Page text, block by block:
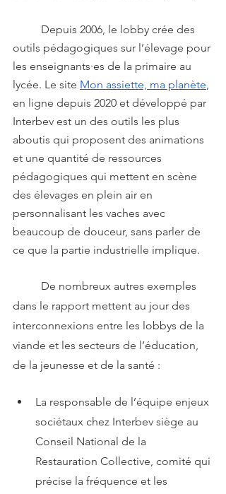
outils pédagogiques sur l’élevage pour
les enseignants·es de la primaire au
lycée. Le site Mon assiette, ma planète
en ligne depuis 2020 et développé par
Interbev est un des outils les plus
aboutis qui proposent des animations
et une quantité de ressources
pédagogiques qui mettent en scène
des élevages en plein air en
personnalisant les vaches avec
beaucoup de douceur, sans parler de
ce que la partie industrielle implique.
dans le rapport mettent au jour des
interconnexions entre les lobbys de la
viande et les secteurs de l’éducation,
de la jeunesse et de la santé :
La responsable de l’équipe enjeux
sociétaux chez Interbev siège au
Conseil National de la
Restauration Collective, comité qui
précise la fréquence et les